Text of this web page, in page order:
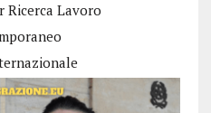
Ricerca Lavoro